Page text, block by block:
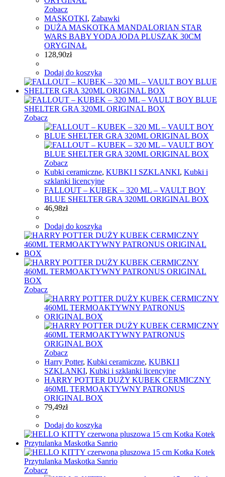
Zobacz
MASKOTKI, Zabawki
DUŻA MASKOTKA MANDALORIAN STAR
WARS BABY YODA JODA PLUSZAK 30CM
ORYGINAŁ
128,90zł
Dodaj do koszyka
Zobacz
Zobacz
Kubki ceramiczne, KUBKI I SZKLANKI, Kubki i
szklanki licencyjne
FALLOUT – KUBEK – 320 ML – VAULT BOY
BLUE SHELTER GRA 320ML ORIGINAL BOX
46,98zł
Dodaj do koszyka
Zobacz
Zobacz
Harry Potter, Kubki ceramiczne, KUBKI I
SZKLANKI, Kubki i szklanki licencyjne
HARRY POTTER DUŻY KUBEK CERMICZNY
460ML TERMOAKTYWNY PATRONUS
ORIGINAL BOX
79,49zł
Dodaj do koszyka
Zobacz